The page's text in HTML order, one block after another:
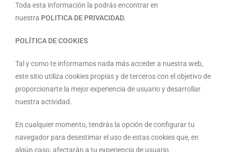
Toda esta información la podrás encontrar en
nuestra POLITICA DE PRIVACIDAD.
POLÍTICA DE COOKIES
Tal y como te informamos nada más acceder a nuestra web,
este sitio utiliza cookies propias y de terceros con el objetivo de
proporcionarte la mejor experiencia de usuario y desarrollar
nuestra actividad.
En cualquier momento, tendrás la opción de configurar tu
navegador para desestimar el uso de estas cookies que, en
algún caso, afectarán a tu experiencia de usuario.